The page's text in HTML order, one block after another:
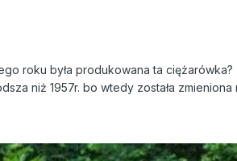
roku była produkowana ta ciężarówka?
niż 1957r. bo wtedy została